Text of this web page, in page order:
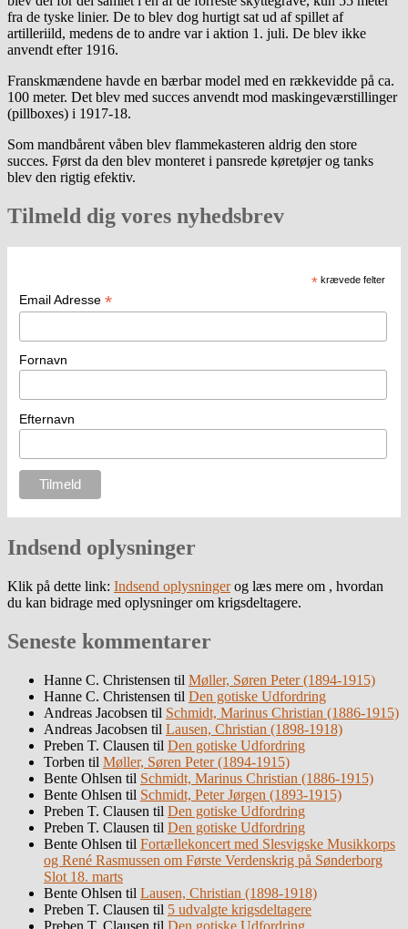
fra de tyske linier. De to blev dog hurtigt sat ud af spillet af
artilleriild, medens de to andre var i aktion 1. juli. De blev ikke
anvendt efter 1916.
Franskmændene havde en bærbar model med en rækkevidde på ca.
100 meter. Det blev med succes anvendt mod maskingeværstillinger
(pillboxes) i 1917-18.
Som mandbårent våben blev flammekasteren aldrig den store
succes. Først da den blev monteret i pansrede køretøjer og tanks
blev den rigtig efektiv.
Tilmeld dig vores nyhedsbrev
* krævede felter
Email Adresse *
Fornavn
Efternavn
Indsend oplysninger
Klik på dette link: Indsend oplysningerog læs mere om , hvordan
du kan bidrage med oplysninger om krigsdeltagere.
Seneste kommentarer
Hanne C. Christensen til Møller, Søren Peter (1894-1915)
Hanne C. Christensen til Den gotiske Udfordring
Andreas Jacobsen til Schmidt, Marinus Christian (1886-1915)
Andreas Jacobsen til Lausen, Christian (1898-1918)
Preben T. Clausen til Den gotiske Udfordring
Torben til Møller, Søren Peter (1894-1915)
Bente Ohlsen til Schmidt, Marinus Christian (1886-1915)
Bente Ohlsen til Schmidt, Peter Jørgen (1893-1915)
Preben T. Clausen til Den gotiske Udfordring
Preben T. Clausen til Den gotiske Udfordring
Bente Ohlsen til Fortællekoncert med Slesvigske Musikkorps
og René Rasmussen om Første Verdenskrig på Sønderborg
Slot 18. marts
Bente Ohlsen til Lausen, Christian (1898-1918)
Preben T. Clausen til 5 udvalgte krigsdeltagere
Preben T. Clausen til Den gotiske Udfordring